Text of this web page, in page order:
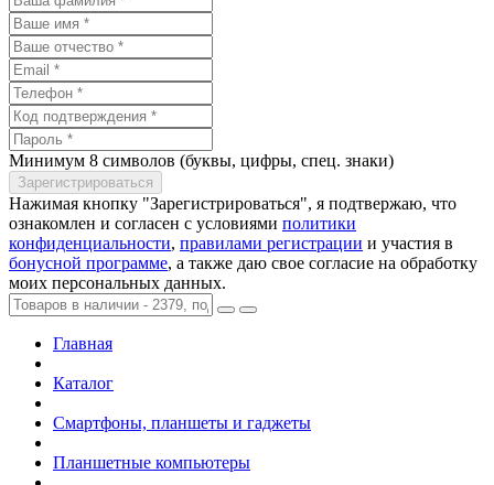
Минимум 8 символов (буквы, цифры, спец. знаки)
Нажимая кнопку "Зарегистрироваться", я подтвержаю, что
ознакомлен и согласен с условиями политики
конфиденциальности, правилами регистрации и участия в
бонусной программе, а также даю свое согласие на обработку
моих персональных данных.
Главная
Каталог
Смартфоны, планшеты и гаджеты
Планшетные компьютеры